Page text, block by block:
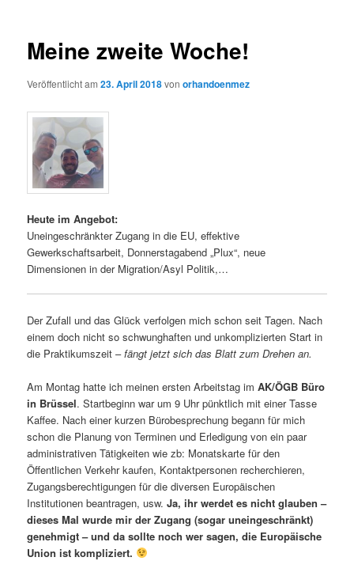
Meine zweite Woche!
Veröffentlicht am23. April 2018vonorhandoenmez
Heute im Angebot:
Uneingeschränkter Zugang in die EU, effektive
Gewerkschaftsarbeit, Donnerstagabend „Plux“, neue
Dimensionen in der Migration/Asyl Politik,…
Der Zufall und das Glück verfolgen mich schon seit Tagen. Nach
einem doch nicht so schwunghaften und unkomplizierten Start in
die Praktikumszeit –fängt jetzt sich das Blatt zum Drehen an.
Am Montag hatte ich meinen ersten Arbeitstag imAK/ÖGB Büro
in Brüssel. Startbeginn war um 9 Uhr pünktlich mit einer Tasse
Kaffee. Nach einer kurzen Bürobesprechung begann für mich
schon die Planung von Terminen und Erledigung von ein paar
administrativen Tätigkeiten wie zb: Monatskarte für den
Öffentlichen Verkehr kaufen, Kontaktpersonen recherchieren,
Zugangsberechtigungen für die diversen Europäischen
Institutionen beantragen, usw.Ja, ihr werdet es nicht glauben –
dieses Mal wurde mir der Zugang (sogar uneingeschränkt)
genehmigt – und da sollte noch wer sagen, die Europäische
Union ist kompliziert.